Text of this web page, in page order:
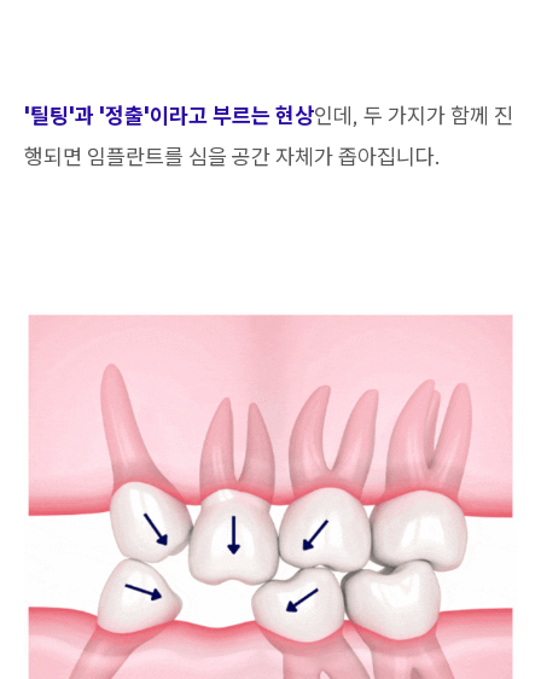
'틸팅'과 '정출'이라고 부르는 현상인데, 두 가지가 함께 진
행되면 임플란트를 심을 공간 자체가 좁아집니다.